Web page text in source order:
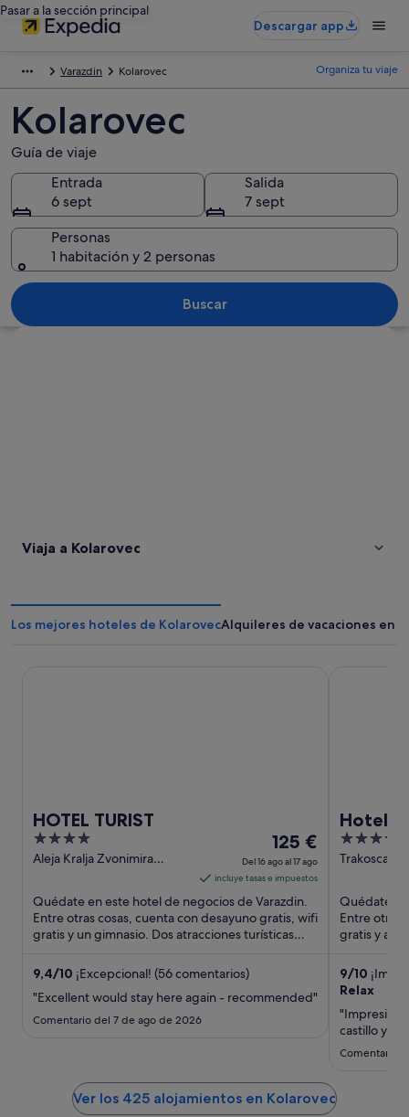
Pasar a la sección principal
Descargar app
Varazdin Kolarovec Organiza tu viaje
Kolarovec
Guía de viaje
Entrada
6 sept
Salida
7 sept
Personas
1 habitación y 2 personas
Buscar
Viaja a Kolarovec
Los mejores hoteles de KolarovecAlquileres de vacaciones en
HOTEL TURIST
4
out
5
Aleja Kralja Zvonimira
El
precio
es
de
125 €
por
16
125 €
Del 16 ago al 17 ago
incluye tasas e impuestos
Quédate en este hotel de negocios de Varazdin.
Entre otras cosas, cuenta con desayuno gratis, wifi
gratis y un gimnasio. Dos atracciones turísticas
9,4/10 ¡Excepcional! (56 comentarios)
"Excellent would stay here again - recommended"
Comentario del 7 de ago de 2026
Hotel
4
out
5
Trakoscan
Quédate
Entre otras
gratis y
9/10
Relax
castillo y
Comentario
Ver los 425 alojamientos en Kolarovec